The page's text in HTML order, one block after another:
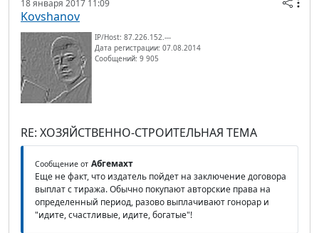
18 января 2017 11:09
Kovshanov
IP/Host: 87.226.152.---
Дата регистрации: 07.08.2014
Сообщений: 9 905
RE: ХОЗЯЙСТВЕННО-СТРОИТЕЛЬНАЯ ТЕМА
Сообщение от Абгемахт
Еще не факт, что издатель пойдет на заключение договора
выплат с тиража. Обычно покупают авторские права на
определенный период, разово выплачивают гонорар и
"идите, счастливые, идите, богатые"!